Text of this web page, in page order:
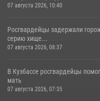
07 августа 2026, 10:40
Росгвардейцы задержали
серию хище...
07 августа 2026, 08:37
В Кузбассе росгвардейцы
мать
07 августа 2026, 07:35